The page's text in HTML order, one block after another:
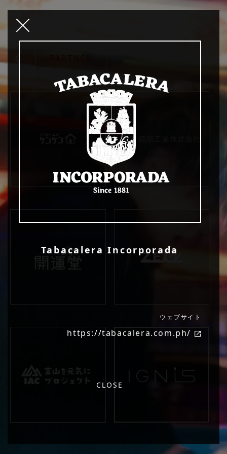
Tabacalera Incorporada
ウェブサイト
https://tabacalera.com.ph/
CLOSE